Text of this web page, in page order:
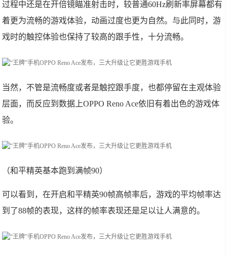
过程中还是在开倍镜瞄准射击时，较普通60Hz刷新率屏幕都有
着更为流畅的游戏体验，动画过度也更为自然。与此同时，游
戏时的触控体验也保持了较高的跟手性，十分流畅。
当然，不管是流畅度或者是触控跟手度，也都停留在主观体验
层面，而反应到数据上OPPO Reno Ace依旧有着出色的游戏体
验。
（和平精英基本跑到满帧90）
可以看到，在开启和平精英90帧高帧率后，游戏的平均帧率达
到了88帧的表现，这样的帧率表现还是足以让人满意的。